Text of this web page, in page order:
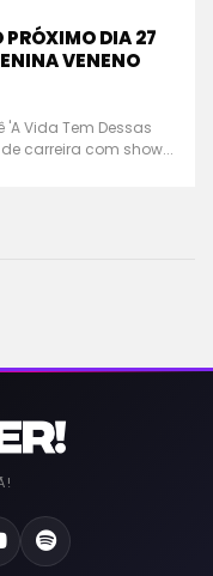
DIA 27
VENENO
Vida Tem Dessas
carreira com show...